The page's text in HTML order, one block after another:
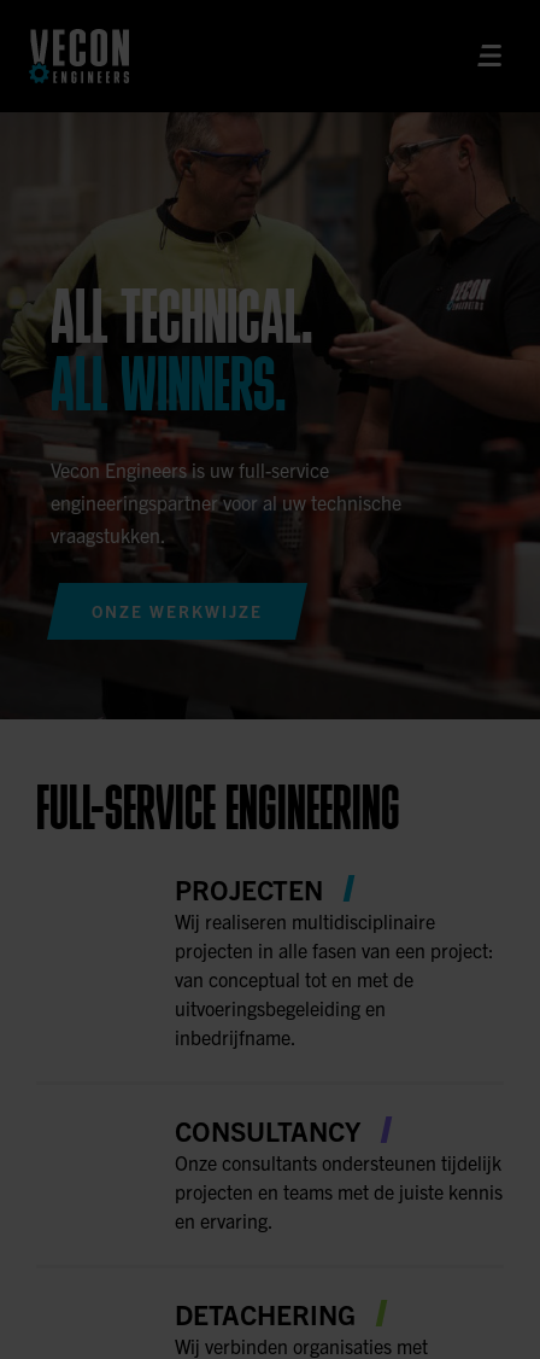
ALL TECHNICAL.
ALL WINNERS.
Vecon Engineers is uw full-service
engineeringspartner voor al uw technische
vraagstukken.
ONZE WERKWIJZE
FULL-SERVICE ENGINEERING
PROJECTEN
Wij realiseren multidisciplinaire
projecten in alle fasen van een project:
van conceptual tot en met de
uitvoeringsbegeleiding en
inbedrijfname.
CONSULTANCY
Onze consultants ondersteunen tijdelijk
projecten en teams met de juiste kennis
en ervaring.
DETACHERING
Wij verbinden organisaties met